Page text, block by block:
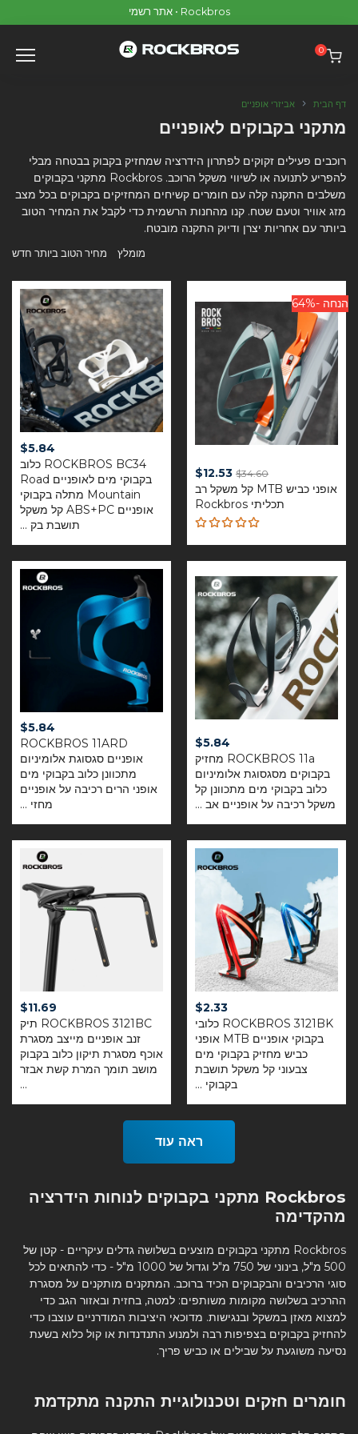
Rockbros • אתר רשמי
0
דף הבית אביזרי אופניים
מתקני בקבוקים לאופניים
רוכבים פעילים זקוקים לפתרון הידרציה שמחזיק בקבוק בבטחה מבלי
להפריע לתנועה או לשיווי משקל הרוכב. Rockbros מתקני בקבוקים
משלבים התקנה קלה עם חומרים קשיחים המחזיקים בקבוקים בכל מצב
מזג אוויר וטעם שטח. קנו מהחנות הרשמית כדי לקבל את המחיר הטוב
ביותר עם אחריות יצרן ודיוק התקנה מובטח.
מומלץ מחיר הטוב ביותר חדש
הנחה -64%
$34.60
Original
price
was:
$34.60.
$12.53
price
$12.53.
אופני כביש MTB קל משקל רב
תכליתי Rockbros
Rated
5.00out
$5.84
ROCKBROS BC34 כלוב
בקבוקי מים לאופניים Road
Mountain מתלה בקבוקי
אופניים ABS+PC קל משקל
תושבת בק ...
$5.84
ROCKBROS 11a מחזיק
בקבוקים מסגסוגת אלומיניום
כלוב בקבוקי מים מתכוונן קל
משקל רכיבה על אופניים אב ...
$5.84
ROCKBROS 11ARD
אופניים סגסוגת אלומיניום
מתכוונן כלוב בקבוקי מים
אופני הרים רכיבה על אופניים
מחזי ...
$2.33
ROCKBROS 3121BK כלובי
בקבוקי אופניים MTB אופני
כביש מחזיק בקבוקי מים
צבעוני קל משקל תושבת
בקבוקי ...
$11.69
ROCKBROS 3121BC תיק
זנב אופניים מייצב מסגרת
אוכף מסגרת תיקון כלוב בקבוק
מושב תומך המרת קשת אבזר
...
ראה עוד
Rockbros מתקני בקבוקים לנוחות הידרציה
מהקדימה
Rockbros מתקני בקבוקים מוצעים בשלושה גדלים עיקריים - קטן של
500 מ"ל, בינוני של 750 מ"ל וגדול של 1000 מ"ל - כדי להתאים לכל
סוגי הרכיבים והבקבוקים הכיד ברוכב. המתקנים מותקנים על מסגרת
ההרכיב בשלושה מקומות משותפים: למטה, בחזית ובאזור הגב כדי
למצוא מאזן במשקל ובנגישות. מדוכאי היציבות המודרניים עוצבו כדי
להחזיק בקבוקים בצפיפות רבה ולמנוע התנדנדות או קול כלוא בשעת
נסיעה משוגעת על שבילים או כביש פריך.
חומרים חזקים וטכנולוגיית התקנה מתקדמת